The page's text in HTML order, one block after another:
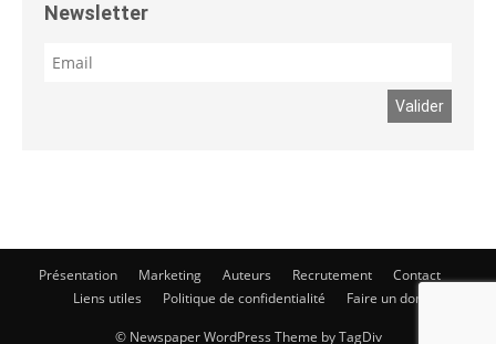
Newsletter
Présentation Marketing Auteurs Recrutement
Contact
Liens utiles
Politique de confidentialité Faire un don
© Newspaper WordPress Theme by TagDiv